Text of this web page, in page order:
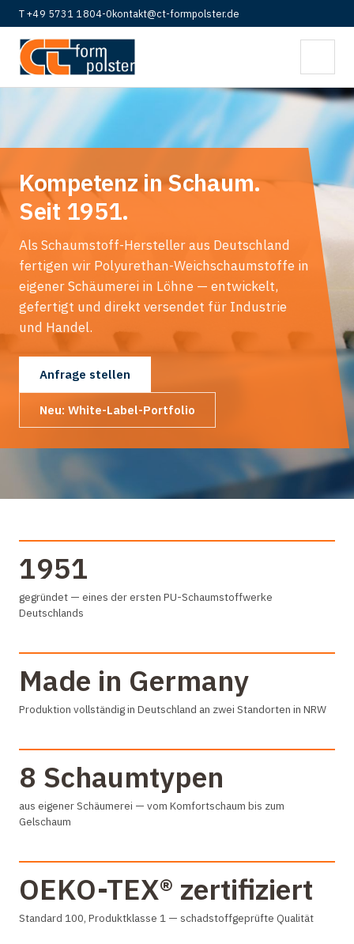
T +49 5731 1804-0kontakt@ct-formpolster.de
Kompetenz in Schaum.
Seit 1951.
Als Schaumstoff-Hersteller aus Deutschland
fertigen wir Polyurethan-Weichschaumstoffe in
eigener Schäumerei in Löhne — entwickelt,
gefertigt und direkt versendet für Industrie
und Handel.
Anfrage stellen
Neu: White-Label-Portfolio
1951
gegründet — eines der ersten PU-Schaumstoffwerke
Deutschlands
Made in Germany
Produktion vollständig in Deutschland an zwei Standorten in NRW
8 Schaumtypen
aus eigener Schäumerei — vom Komfortschaum bis zum
Gelschaum
OEKO-TEX® zertifiziert
Standard 100, Produktklasse 1 — schadstoffgeprüfte Qualität